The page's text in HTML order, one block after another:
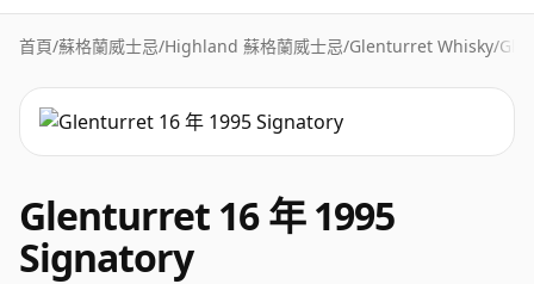
首頁/蘇格蘭威士忌/Highland 蘇格蘭威士忌/Glenturret Whisky/
Glenturret 16 年 1995
Signatory